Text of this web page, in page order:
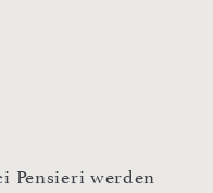
Pensieri werden